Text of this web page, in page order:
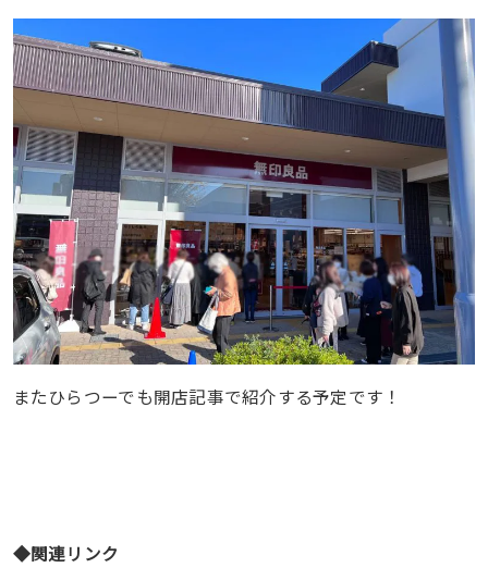
またひらつーでも開店記事で紹介する予定です！
◆関連リンク